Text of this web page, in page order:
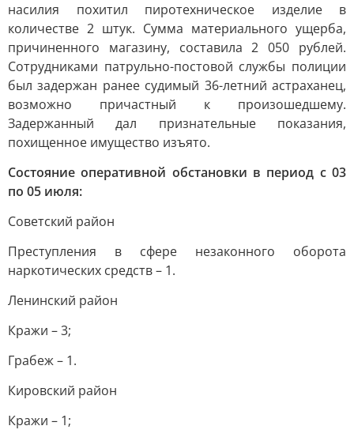
насилия похитил пиротехническое изделие в
количестве 2 штук. Сумма материального ущерба,
причиненного магазину, составила 2 050 рублей.
Сотрудниками патрульно-постовой службы полиции
был задержан ранее судимый 36-летний астраханец,
возможно причастный к произошедшему.
Задержанный дал признательные показания,
похищенное имущество изъято.
Состояние оперативной обстановки в период с 03
по 05 июля:
Советский район
Преступления в сфере незаконного оборота
наркотических средств – 1.
Ленинский район
Кражи – 3;
Грабеж – 1.
Кировский район
Кражи – 1;